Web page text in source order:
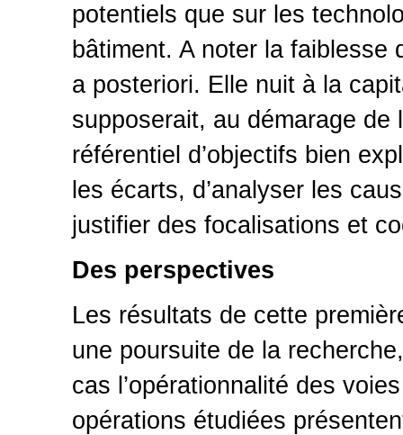
potentiels que sur les
bâtiment. A noter la faiblesse
a posteriori. Elle nuit à la
supposerait, au démarage de
référentiel d’objectifs bien
les écarts, d’analyser les
justifier des focalisations et
Des perspectives
Les résultats de cette
une poursuite de la
cas l’opérationnalité des
opérations étudiées